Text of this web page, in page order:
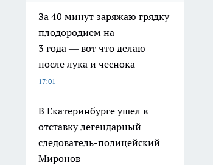
За 40 минут заряжаю грядку
плодородием на
3 года — вот что делаю
после лука и чеснока
17:01
В Екатеринбурге ушел в
отставку легендарный
следователь-полицейский
Миронов